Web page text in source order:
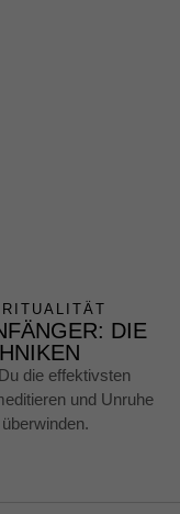
DIE
die effektivsten
und Unruhe